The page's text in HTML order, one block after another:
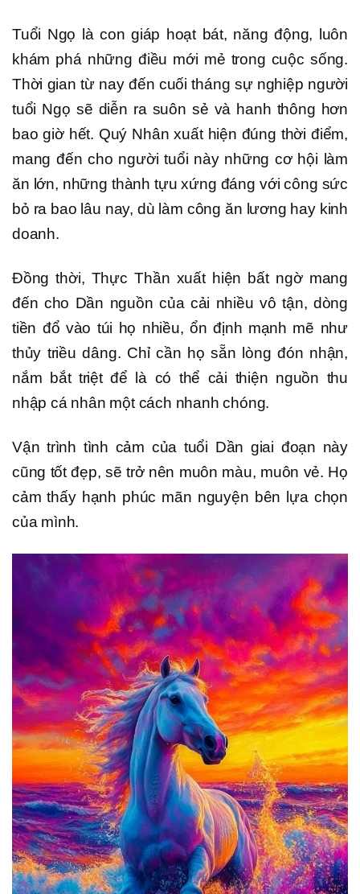
Tuổi Ngọ là con giáp hoạt bát, năng động, luôn
khám phá những điều mới mẻ trong cuộc sống.
Thời gian từ nay đến cuối tháng sự nghiệp người
tuổi Ngọ sẽ diễn ra suôn sẻ và hanh thông hơn
bao giờ hết. Quý Nhân xuất hiện đúng thời điểm,
mang đến cho người tuổi này những cơ hội làm
ăn lớn, những thành tựu xứng đáng với công sức
bỏ ra bao lâu nay, dù làm công ăn lương hay kinh
doanh.
Đồng thời, Thực Thần xuất hiện bất ngờ mang
đến cho Dần nguồn của cải nhiều vô tận, dòng
tiền đổ vào túi họ nhiều, ổn định mạnh mẽ như
thủy triều dâng. Chỉ cần họ sẵn lòng đón nhận,
nắm bắt triệt để là có thể cải thiện nguồn thu
nhập cá nhân một cách nhanh chóng.
Vận trình tình cảm của tuổi Dần giai đoạn này
cũng tốt đẹp, sẽ trở nên muôn màu, muôn vẻ. Họ
cảm thấy hạnh phúc mãn nguyện bên lựa chọn
của mình.